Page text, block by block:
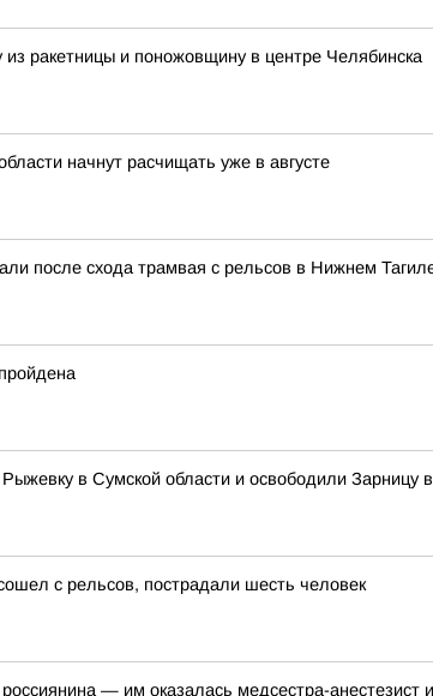
из ракетницы и поножовщину в центре Челябинска
начнут расчищать уже в августе
после схода трамвая с рельсов в Нижнем
в Сумской области и освободили Зарницу
с рельсов, пострадали шесть человек
— им оказалась медсестра-